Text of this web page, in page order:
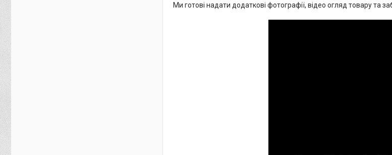
Ми готові надати додаткові фотографії, відео огляд товару та